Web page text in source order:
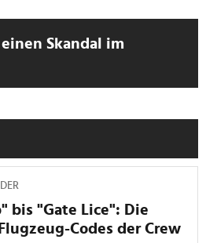
Skandal im
bis "Gate Lice": Die
Codes der Crew